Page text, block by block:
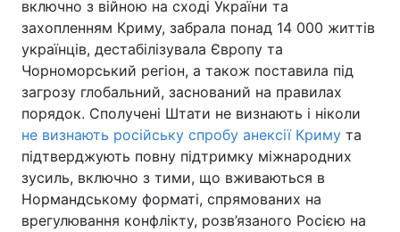
включно з війною на сході України та
захопленням Криму, забрала понад 14 000 життів
українців, дестабілізувала Європу та
Чорноморський регіон, а також поставила під
загрозу глобальний, заснований на правилах
порядок. Сполучені Штати не визнають і ніколи
не визнають російську спробу анексії Криму та
підтверджують повну підтримку міжнародних
зусиль, включно з тими, що вживаються в
Нормандському форматі, спрямованих на
врегулювання конфлікту, розв’язаного Росією на